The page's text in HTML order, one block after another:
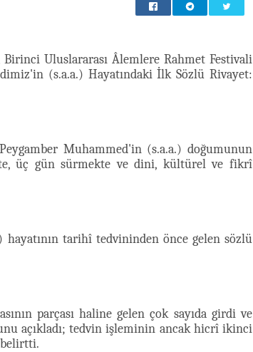
Uluslararası Âlemlere Rahmet Festivali
(s.a.a.) Hayatındaki İlk Sözlü Rivayet:
Muhammed'in (s.a.a.) doğumunun
üç gün sürmekte ve dini, kültürel ve fikrî
hayatının tarihî tedvininden önce gelen sözlü
parçası haline gelen çok sayıda girdi ve
açıkladı; tedvin işleminin ancak hicrî ikinci
belirtti.